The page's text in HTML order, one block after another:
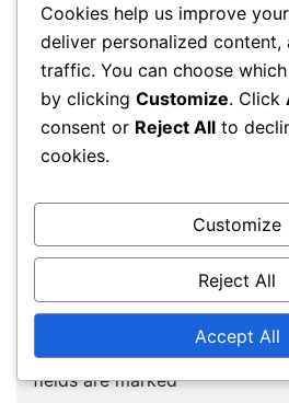
Post
navigation
Previous: Edukacja na
temat snu w nocy:
Podnoszenie świadomości,
Informowanie
pracodawców, Programy
Leave a Reply
Your email address will not be
fields are marked*
Cookies help us improve
deliver personalized content,
traffic. You can choose
by clicking Customize. Click
consent or Reject All to
cookies.
Customize
Reject All
Accept All